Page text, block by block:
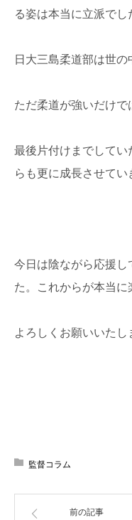
る姿は本当に立派でし
日大三島柔道部は世の
ただ柔道が強いだけで
最後片付けまでして
らも更に成長させてい
今日は陰ながら応援
た。これからが本当に
よろしくお願いいた
監督コラム
前の記事